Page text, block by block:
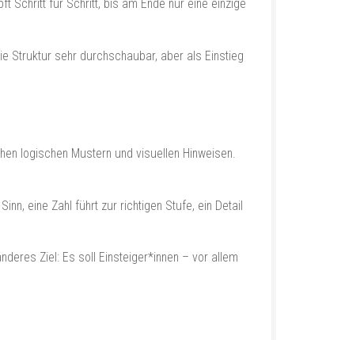
Schritt für Schritt, bis am Ende nur eine einzige
Struktur sehr durchschaubar, aber als Einstieg
logischen Mustern und visuellen Hinweisen.
eine Zahl führt zur richtigen Stufe, ein Detail
Ziel: Es soll Einsteiger*innen – vor allem